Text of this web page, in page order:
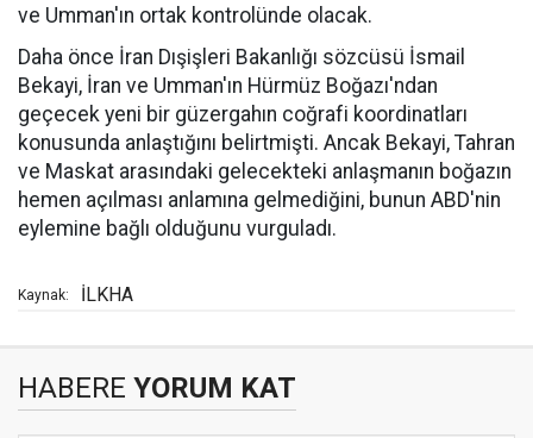
ve Umman'ın ortak kontrolünde olacak.
Daha önce İran Dışişleri Bakanlığı sözcüsü İsmail
Bekayi, İran ve Umman'ın Hürmüz Boğazı'ndan
geçecek yeni bir güzergahın coğrafi koordinatları
konusunda anlaştığını belirtmişti. Ancak Bekayi, Tahran
ve Maskat arasındaki gelecekteki anlaşmanın boğazın
hemen açılması anlamına gelmediğini, bunun ABD'nin
eylemine bağlı olduğunu vurguladı.
Kaynak: İLKHA
HABERE YORUM KAT